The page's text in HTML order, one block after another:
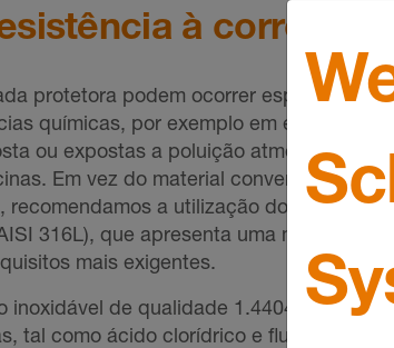
à corrosão
protetora podem ocorrer
químicas, por exemplo em espaços
ou expostas a poluição atmosférica
Em vez do material convencional
recomendamos a utilização do aço
316L), que apresenta uma maior
mais exigentes.
inoxidável de qualidade 1.4404 não é
tal como ácido clorídrico e fluorídrico, ou